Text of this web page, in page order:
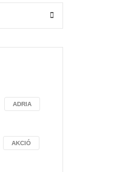
ADRIA
AKCIÓ